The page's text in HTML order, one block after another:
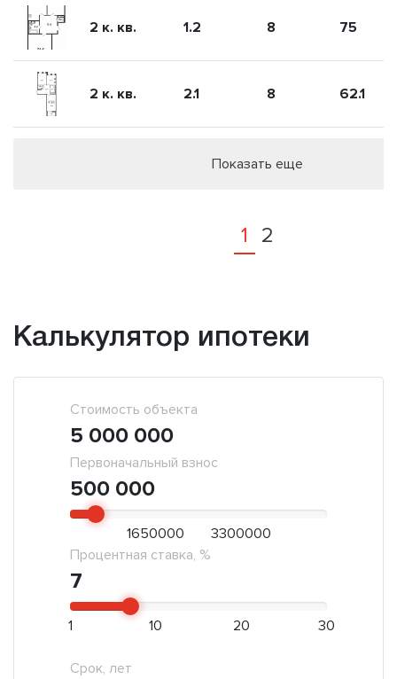
2 к. кв. 1.2 8 75
2 к. кв. 2.1 8 62.1
Показать еще
1 2
Калькулятор ипотеки
Первоначальный взнос
500 000
Стоимость объекта
5 000 000
1650000
3300000
Процентная ставка, %
7
1 10 20 30
Срок, лет